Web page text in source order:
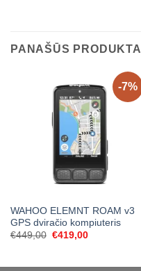
PANAŠŪS PRODUKTAI
-7%
WAHOO ELEMNT ROAM v3
GPS dviračio kompiuteris
€449,00 Original
€419,00Current